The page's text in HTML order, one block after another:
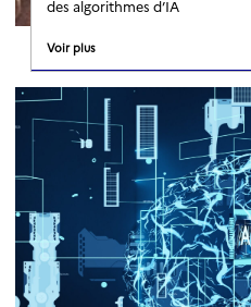
des algorithmes d’IA
Voir plus